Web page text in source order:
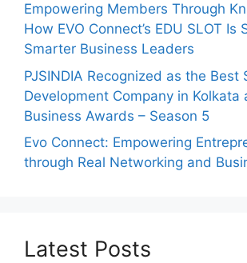
Empowering Members Through
How EVO Connect’s EDU SLOT Is
Smarter Business Leaders
PJSINDIA Recognized as the Best
Development Company in Kolkata
Business Awards – Season 5
Evo Connect: Empowering
through Real Networking and
Latest Posts